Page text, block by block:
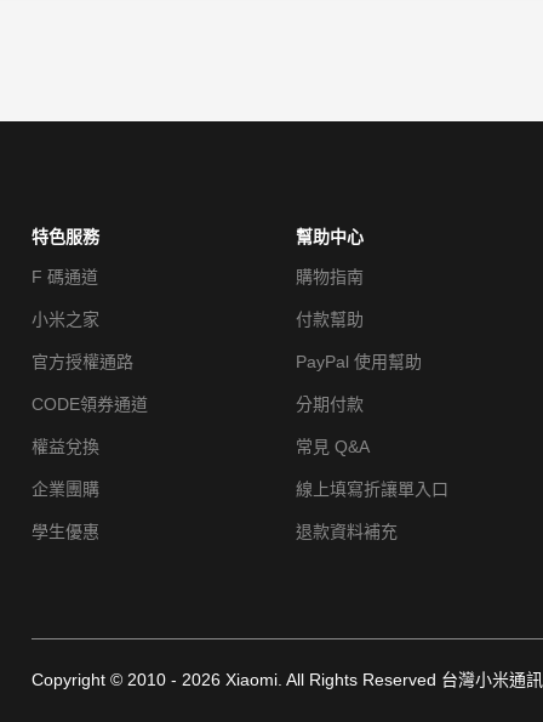
特色服務
F 碼通道
小米之家
官方授權通路
CODE領券通道
權益兌換
企業團購
學生優惠
幫助中心
購物指南
付款幫助
PayPal 使用幫助
分期付款
常見 Q&A
線上填寫折讓單入口
退款資料補充
Copyright © 2010 - 2026 Xiaomi. All Rights Reserved 台灣小米通